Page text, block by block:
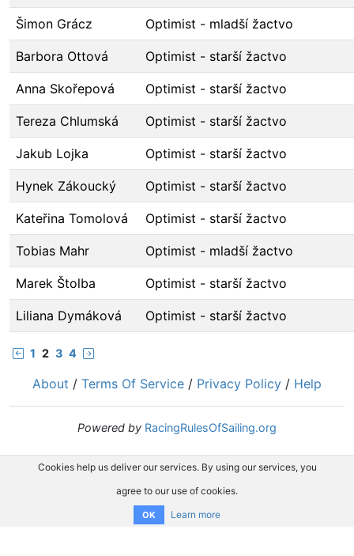
Šimon Grácz Optimist - mladší žactvo
Barbora Ottová Optimist - starší žactvo
Anna Skořepová Optimist - starší žactvo
Tereza Chlumská Optimist - starší žactvo
Jakub Lojka Optimist - starší žactvo
Hynek Zákoucký Optimist - starší žactvo
Kateřina Tomolová Optimist - starší žactvo
Tobias Mahr Optimist - mladší žactvo
Marek Štolba Optimist - starší žactvo
Liliana Dymáková Optimist - starší žactvo
1 2 3 4
About / Terms Of Service / Privacy Policy / Help
Powered by RacingRulesOfSailing.org
Cookies help us deliver our services. By using our services, you
agree to our use of cookies.
OK Learn more